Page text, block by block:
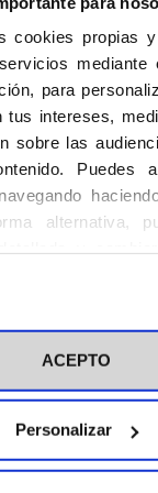
cookies propias
para
tus intereses,
sobre las
Puedes
alternativa,
Para más
de Cookies
ACEPTO
Personalizar
2009
Cañón,
Julio
3,00
Madrid, España.